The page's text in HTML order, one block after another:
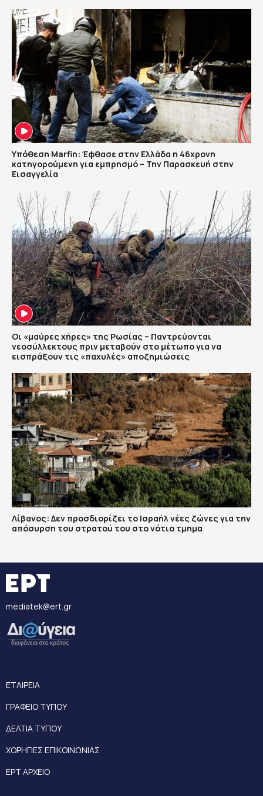
Υπόθεση Marfin: Έφθασε στην Ελλάδα η 46χρονη
κατηγορούμενη για εμπρησμό – Την Παρασκευή στην
Εισαγγελία
Οι «μαύρες χήρες» της Ρωσίας – Παντρεύονται
νεοσύλλεκτους πριν μεταβούν στο μέτωπο για να
εισπράξουν τις «παχυλές» αποζημιώσεις
Λίβανος: Δεν προσδιορίζει το Ισραήλ νέες ζώνες για την
απόσυρση του στρατού του στο νότιο τμημα
mediatek@ert.gr
ΕΤΑΙΡΕΙΑ
ΓΡΑΦΕΙΟ ΤΥΠΟΥ
ΔΕΛΤΙΑ ΤΥΠΟΥ
ΧΟΡΗΓΙΕΣ ΕΠΙΚΟΙΝΩΝΙΑΣ
ΕΡΤ ΑΡΧΕΙΟ